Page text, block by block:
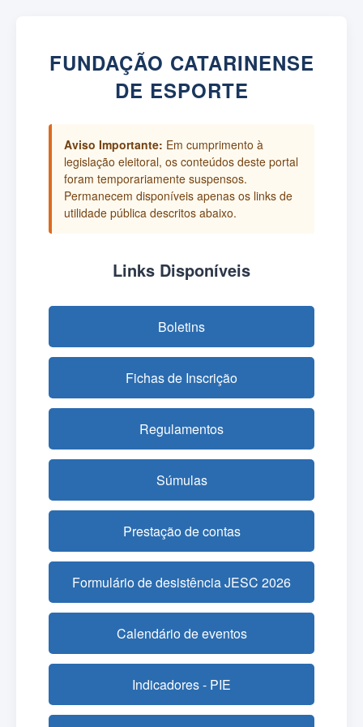
FUNDAÇÃO CATARINENSE
DE ESPORTE
Aviso Importante: Em cumprimento à
legislação eleitoral, os conteúdos deste portal
foram temporariamente suspensos.
Permanecem disponíveis apenas os links de
utilidade pública descritos abaixo.
Links Disponíveis
Boletins
Fichas de Inscrição
Regulamentos
Súmulas
Prestação de contas
Formulário de desistência JESC 2026
Calendário de eventos
Indicadores - PIE